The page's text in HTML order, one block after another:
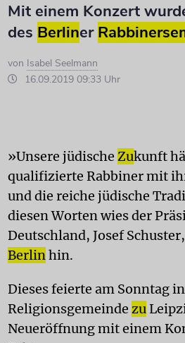
Mit einem Konzert
des Berliner
von Isabel Seelmann
16.09.2019 09:33 Uhr
»Unsere jüdische Zukunft
qualifizierte Rabbiner mit
und die reiche jüdische
diesen Worten wies der
Deutschland, Josef
Berlinhin.
Dieses feierte am Sonntag
Religionsgemeinde zu
Neueröffnung mit einem